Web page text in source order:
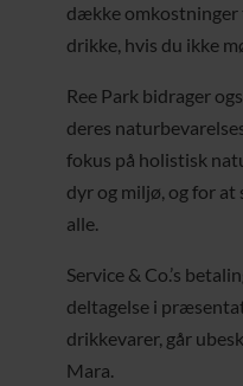
dække omkostninger
drikke, hvis du ikke
Ree Park bidrager
deres
fokus på holistisk
dyr og miljø, og for
alle.
Service & Co.’s
deltagelse i
drikkevarer, går
Mara.